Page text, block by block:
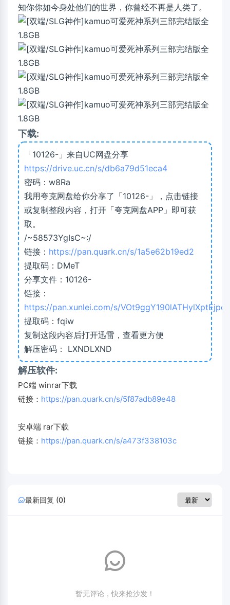
知你你如今身处他们的世界，你曾经不再是人类了。
下载:
「10126-」来自UC网盘分享
https://drive.uc.cn/s/db6a79d51eca4
密码：w8Ra
我用夸克网盘给你分享了「10126-」，点击链接
或复制整段内容，打开「夸克网盘APP」即可获
取。
/~58573YgIsC~:/
链接： https://pan.quark.cn/s/1a5e62b19ed2
提取码：DMeT
分享文件：10126-
链接：
https://pan.xunlei.com/s/
提取码：fqiw
复制这段内容后打开迅雷，查看更方便
解压密码： LXNDLXND
解压软件:
PC端 winrar下载
链接： https://pan.quark.cn/s/5f87adb89e48
安卓端 rar下载
链接： https://pan.quark.cn/s/a473f338103c
最新回复 (0)
暂无评论，快来抢沙发！